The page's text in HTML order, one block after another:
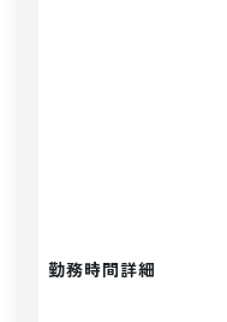
勤務時間詳細